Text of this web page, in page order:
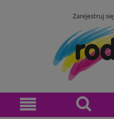
Zarejestruj się